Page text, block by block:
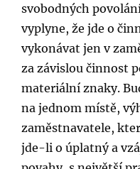
svobodných
vyplyne, že jde o
vykonávat jen v
za závislou činnost
materiální znaky.
na jednom místě,
zaměstnavatele,
jde-li o úplatný a